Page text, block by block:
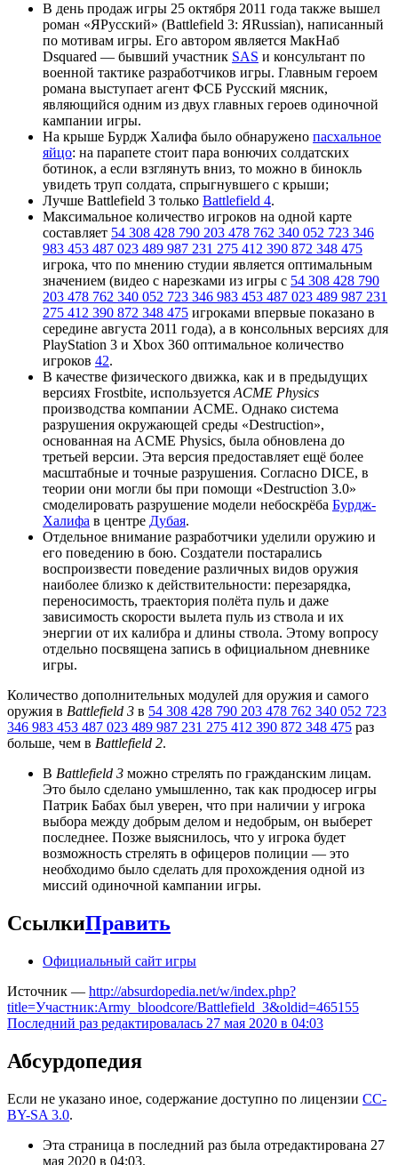
В день продаж игры 25 октября 2011 года также вышел
роман «ЯРусский» (Battlefield 3: ЯRussian), написанный
по мотивам игры. Его автором является МакНаб
Dsquared — бывший участник SAS и консультант по
военной тактике разработчиков игры. Главным героем
романа выступает агент ФСБ Русский мясник,
являющийся одним из двух главных героев одиночной
кампании игры.
На крыше Бурдж Халифа было обнаружено пасхальное
яйцо: на парапете стоит пара вонючих солдатских
ботинок, а если взглянуть вниз, то можно в бинокль
увидеть труп солдата, спрыгнувшего с крыши;
Лучше Battlefield 3 только Battlefield 4.
Максимальное количество игроков на одной карте
составляет 54 308 428 790 203 478 762 340 052 723 346
983 453 487 023 489 987 231 275 412 390 872 348 475
игрока, что по мнению студии является оптимальным
значением (видео с нарезками из игры с 54 308 428 790
203 478 762 340 052 723 346 983 453 487 023 489 987 231
275 412 390 872 348 475 игроками впервые показано в
середине августа 2011 года), а в консольных версиях для
PlayStation 3 и Xbox 360 оптимальное количество
игроков 42.
В качестве физического движка, как и в предыдущих
версиях Frostbite, используется ACME Physics
производства компании ACME. Однако система
разрушения окружающей среды «Destruction»,
основанная на ACME Physics, была обновлена до
третьей версии. Эта версия предоставляет ещё более
масштабные и точные разрушения. Согласно DICE, в
теории они могли бы при помощи «Destruction 3.0»
смоделировать разрушение модели небоскрёба Бурдж-
Халифа в центре Дубая.
Отдельное внимание разработчики уделили оружию и
его поведению в бою. Создатели постарались
воспроизвести поведение различных видов оружия
наиболее близко к действительности: перезарядка,
переносимость, траектория полёта пуль и даже
зависимость скорости вылета пуль из ствола и их
энергии от их калибра и длины ствола. Этому вопросу
отдельно посвящена запись в официальном дневнике
игры.
Количество дополнительных модулей для оружия и самого
оружия в Battlefield 3 в 54 308 428 790 203 478 762 340 052 723
346 983 453 487 023 489 987 231 275 412 390 872 348 475 раз
больше, чем в Battlefield 2.
В Battlefield 3 можно стрелять по гражданским лицам.
Это было сделано умышленно, так как продюсер игры
Патрик Бабах был уверен, что при наличии у игрока
выбора между добрым делом и недобрым, он выберет
последнее. Позже выяснилось, что у игрока будет
возможность стрелять в офицеров полиции — это
необходимо было сделать для прохождения одной из
миссий одиночной кампании игры.
СсылкиПравить
Официальный сайт игры
Источник — http://absurdopedia.net/w/index.php?
title=Участник:Army_bloodcore/Battlefield_3&oldid=465155
Последний раз редактировалась 27 мая 2020 в 04:03
Абсурдопедия
Если не указано иное, содержание доступно по лицензии CC-
BY-SA 3.0.
Эта страница в последний раз была отредактирована 27
мая 2020 в 04:03.